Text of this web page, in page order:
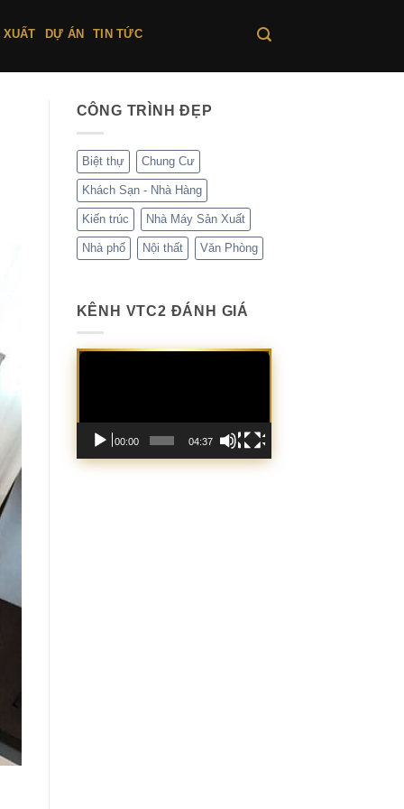
DỰ ÁN TIN TỨC
CÔNG TRÌNH ĐẸP
Biệt thự Chung Cư
Khách Sạn - Nhà Hàng
Kiến trúc Nhà Máy Sản Xuất
Nhà phố Nội thất Văn Phòng
KÊNH VTC2 ĐÁNH GIÁ
Trình
00:00 04:37